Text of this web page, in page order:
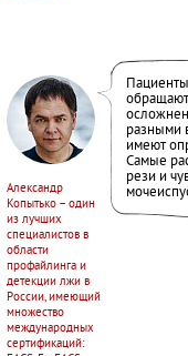
разными
имеют
Самые
рези и
Александр
Копытько – один
из лучших
специалистов в
области
профайлинга и
детекции лжи в
России, имеющий
множество
международных
сертификаций: